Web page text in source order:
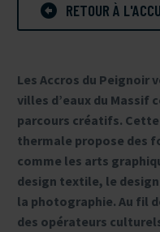
 RETOUR À
Les Accros du Peignoir
villes d’eaux du Massif
parcours créatifs.
thermale propose des
comme les arts
design textile, le
la photographie. Au fil
des opérateurs